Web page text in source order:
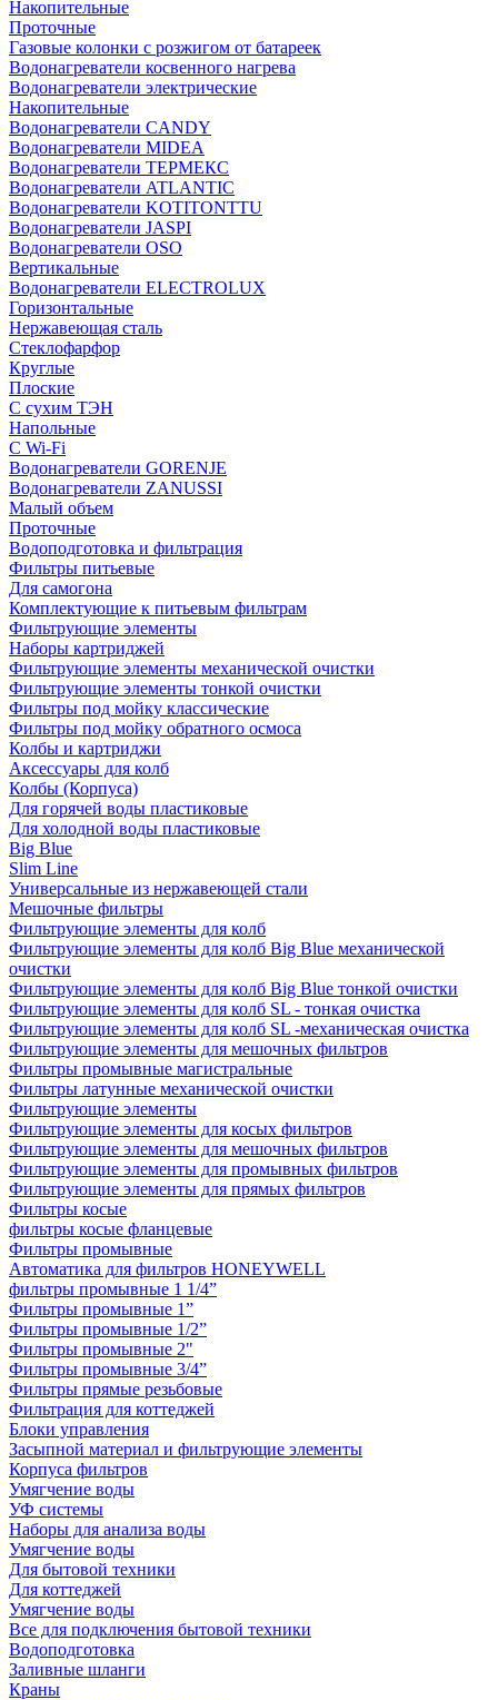
Накопительные
Проточные
Газовые колонки с розжигом от батареек
Водонагреватели косвенного нагрева
Водонагреватели электрические
Накопительные
Водонагреватели CANDY
Водонагреватели MIDEA
Водонагреватели ТЕРМЕКС
Водонагреватели ATLANTIC
Водонагреватели KOTITONTTU
Водонагреватели JASPI
Водонагреватели OSO
Вертикальные
Водонагреватели ELECTROLUX
Горизонтальные
Нержавеющая сталь
Стеклофарфор
Круглые
Плоские
С сухим ТЭН
Напольные
С Wi-Fi
Водонагреватели GORENJE
Водонагреватели ZANUSSI
Малый объем
Проточные
Водоподготовка и фильтрация
Фильтры питьевые
Для самогона
Комплектующие к питьевым фильтрам
Фильтрующие элементы
Наборы картриджей
Фильтрующие элементы механической очистки
Фильтрующие элементы тонкой очистки
Фильтры под мойку классические
Фильтры под мойку обратного осмоса
Колбы и картриджи
Аксессуары для колб
Колбы (Корпуса)
Для горячей воды пластиковые
Для холодной воды пластиковые
Big Blue
Slim Line
Универсальные из нержавеющей стали
Мешочные фильтры
Фильтрующие элементы для колб
Фильтрующие элементы для колб Big Blue механической
очистки
Фильтрующие элементы для колб Big Blue тонкой очистки
Фильтрующие элементы для колб SL - тонкая очистка
Фильтрующие элементы для колб SL -механическая очистка
Фильтрующие элементы для мешочных фильтров
Фильтры промывные магистральные
Фильтры латунные механической очистки
Фильтрующие элементы
Фильтрующие элементы для косых фильтров
Фильтрующие элементы для мешочных фильтров
Фильтрующие элементы для промывных фильтров
Фильтрующие элементы для прямых фильтров
Фильтры косые
фильтры косые фланцевые
Фильтры промывные
Автоматика для фильтров HONEYWELL
фильтры промывные 1 1/4”
Фильтры промывные 1”
Фильтры промывные 1/2”
Фильтры промывные 2"
Фильтры промывные 3/4”
Фильтры прямые резьбовые
Фильтрация для коттеджей
Блоки управления
Засыпной материал и фильтрующие элементы
Корпуса фильтров
Умягчение воды
УФ системы
Наборы для анализа воды
Умягчение воды
Для бытовой техники
Для коттеджей
Умягчение воды
Все для подключения бытовой техники
Водоподготовка
Заливные шланги
Краны